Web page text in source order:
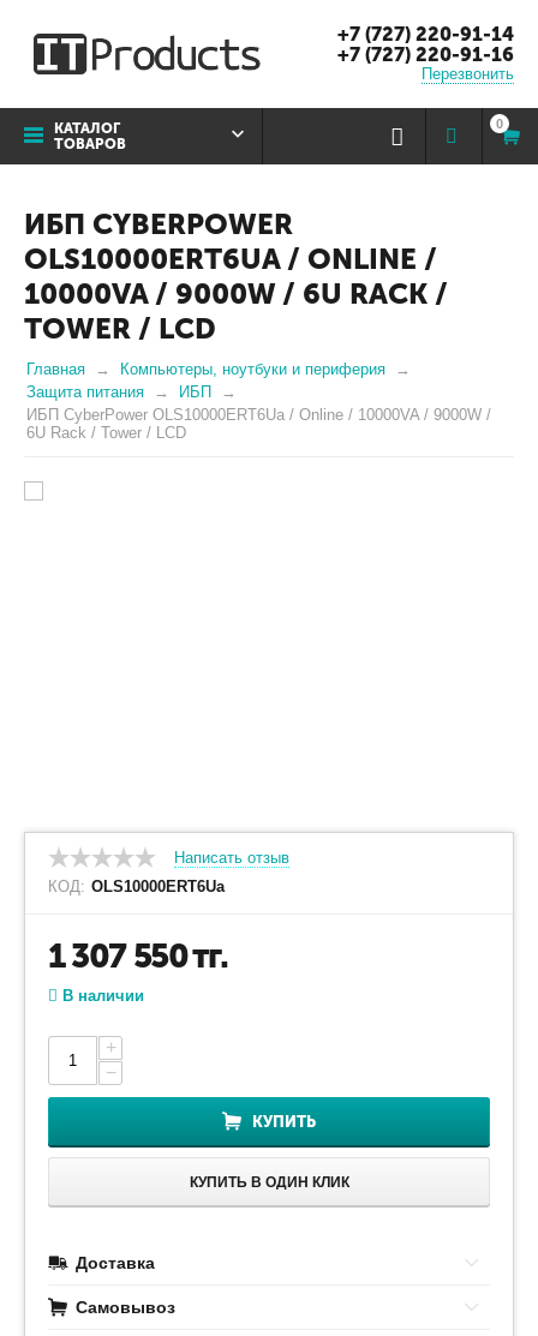
+7 (727) 220-91-14
+7 (727) 220-91-16
Перезвонить
КАТАЛОГ
ТОВАРОВ
0
ИБП CYBERPOWER
OLS10000ERT6UA / ONLINE /
10000VA / 9000W / 6U RACK /
TOWER / LCD
Главная
Компьютеры, ноутбуки и периферия
Защита питания
ИБП
ИБП CyberPower OLS10000ERT6Ua / Online / 10000VA / 9000W /
6U Rack / Tower / LCD
Написать отзыв
КОД: OLS10000ERT6Ua
1 307 550тг.
В наличии
+
−
КУПИТЬ
КУПИТЬ В ОДИН КЛИК
Доставка
Самовывоз